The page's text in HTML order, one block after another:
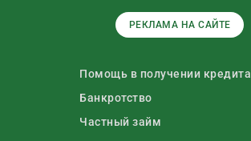
РЕКЛАМА НА САЙТЕ
Помощь в получении кредита
Банкротство
Частный займ